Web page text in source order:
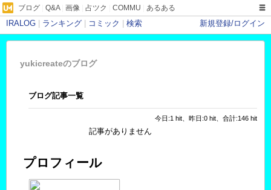
ブログ Q&A| 画像 占ツク COMMU あるある
IRALOG ランキング コミック 検索 新規登録/ログイン
yukicreateのブログ
ブログ記事一覧
今日:1 hit、昨日:0 hit、合計:146 hit
記事がありません
プロフィール